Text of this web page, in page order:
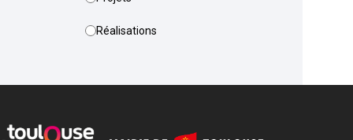
Réalisations